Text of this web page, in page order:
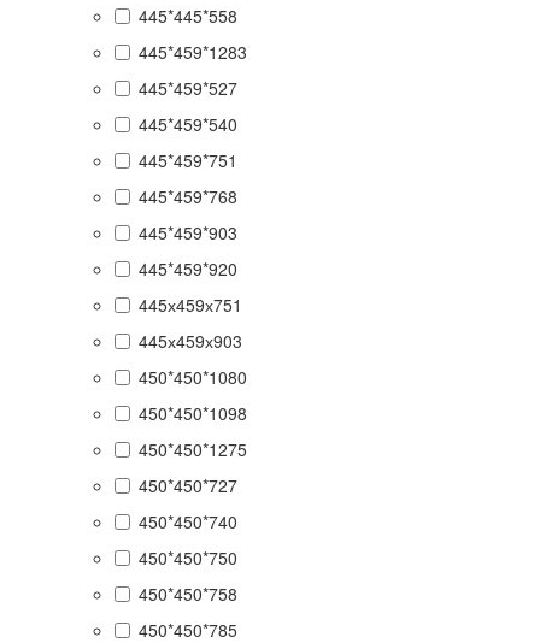
445*445*558
445*459*1283
445*459*527
445*459*540
445*459*751
445*459*768
445*459*903
445*459*920
445х459х751
445х459х903
450*450*1080
450*450*1098
450*450*1275
450*450*727
450*450*740
450*450*750
450*450*758
450*450*785